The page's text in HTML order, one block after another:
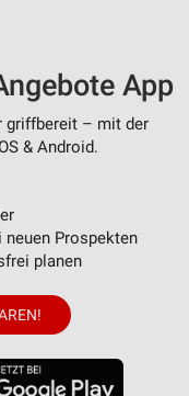
App
griffbereit – mit der
& Android.
neuen Prospekten
planen